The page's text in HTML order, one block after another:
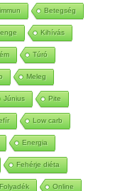
Betegség
Kihívás
Túró
Meleg
Június Pite
Low carb
Energia
Fehérje diéta
Folyadék Online